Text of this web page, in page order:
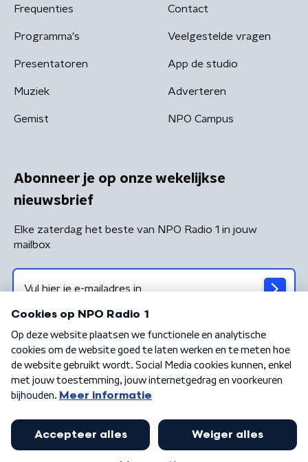
Frequenties
Programma's
Presentatoren
Muziek
Gemist
Contact
Veelgestelde vragen
App de studio
Adverteren
NPO Campus
Abonneer je op onze wekelijkse
nieuwsbrief
Elke zaterdag het beste van NPO Radio 1 in jouw
mailbox
Algemene voorwaarden